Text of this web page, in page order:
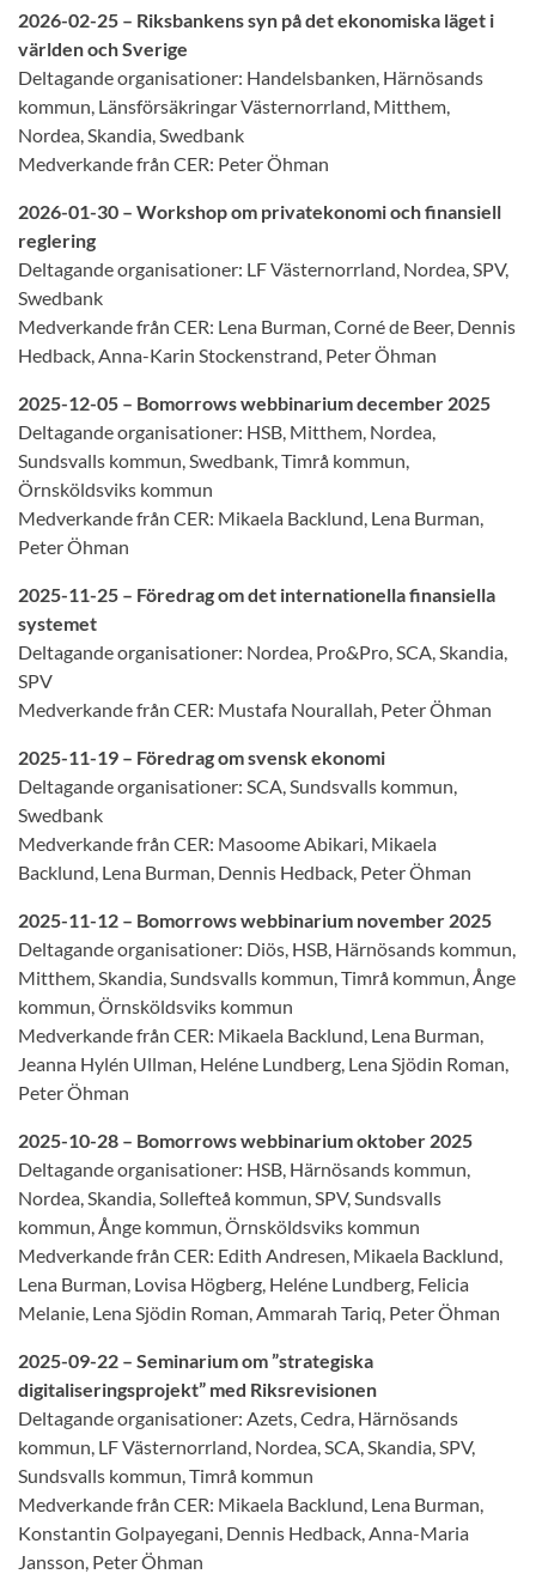
2026-02-25 – Riksbankens syn på det ekonomiska läget i
världen och Sverige
Deltagande organisationer: Handelsbanken, Härnösands
kommun, Länsförsäkringar Västernorrland, Mitthem,
Nordea, Skandia, Swedbank
Medverkande från CER: Peter Öhman
2026-01-30 – Workshop om privatekonomi och finansiell
reglering
Deltagande organisationer: LF Västernorrland, Nordea, SPV,
Swedbank
Medverkande från CER: Lena Burman, Corné de Beer, Dennis
Hedback, Anna-Karin Stockenstrand, Peter Öhman
2025-12-05 – Bomorrows webbinarium december 2025
Deltagande organisationer: HSB, Mitthem, Nordea,
Sundsvalls kommun, Swedbank, Timrå kommun,
Örnsköldsviks kommun
Medverkande från CER: Mikaela Backlund, Lena Burman,
Peter Öhman
2025-11-25 – Föredrag om det internationella finansiella
systemet
Deltagande organisationer: Nordea, Pro&Pro, SCA, Skandia,
SPV
Medverkande från CER: Mustafa Nourallah, Peter Öhman
2025-11-19 – Föredrag om svensk ekonomi
Deltagande organisationer: SCA, Sundsvalls kommun,
Swedbank
Medverkande från CER: Masoome Abikari, Mikaela
Backlund, Lena Burman, Dennis Hedback, Peter Öhman
2025-11-12 – Bomorrows webbinarium november 2025
Deltagande organisationer: Diös, HSB, Härnösands kommun,
Mitthem, Skandia, Sundsvalls kommun, Timrå kommun, Ånge
kommun, Örnsköldsviks kommun
Medverkande från CER: Mikaela Backlund, Lena Burman,
Jeanna Hylén Ullman, Heléne Lundberg, Lena Sjödin Roman,
Peter Öhman
2025-10-28 – Bomorrows webbinarium oktober 2025
Deltagande organisationer: HSB, Härnösands kommun,
Nordea, Skandia, Sollefteå kommun, SPV, Sundsvalls
kommun, Ånge kommun, Örnsköldsviks kommun
Medverkande från CER: Edith Andresen, Mikaela Backlund,
Lena Burman, Lovisa Högberg, Heléne Lundberg, Felicia
Melanie, Lena Sjödin Roman, Ammarah Tariq, Peter Öhman
2025-09-22 – Seminarium om ”strategiska
digitaliseringsprojekt” med Riksrevisionen
Deltagande organisationer: Azets, Cedra, Härnösands
kommun, LF Västernorrland, Nordea, SCA, Skandia, SPV,
Sundsvalls kommun, Timrå kommun
Medverkande från CER: Mikaela Backlund, Lena Burman,
Konstantin Golpayegani, Dennis Hedback, Anna-Maria
Jansson, Peter Öhman